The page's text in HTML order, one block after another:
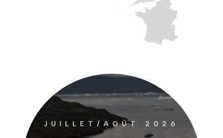
JUILLET/AOÛT 2026